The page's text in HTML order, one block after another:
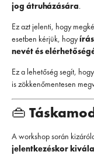
jog átruházására.
Ez azt jelenti, hogy
esetben kérjük, hogy
nevét és
Ez a lehetőség segít,
is zökkenőmentesen
👜
A workshop során
jelentkezéskor